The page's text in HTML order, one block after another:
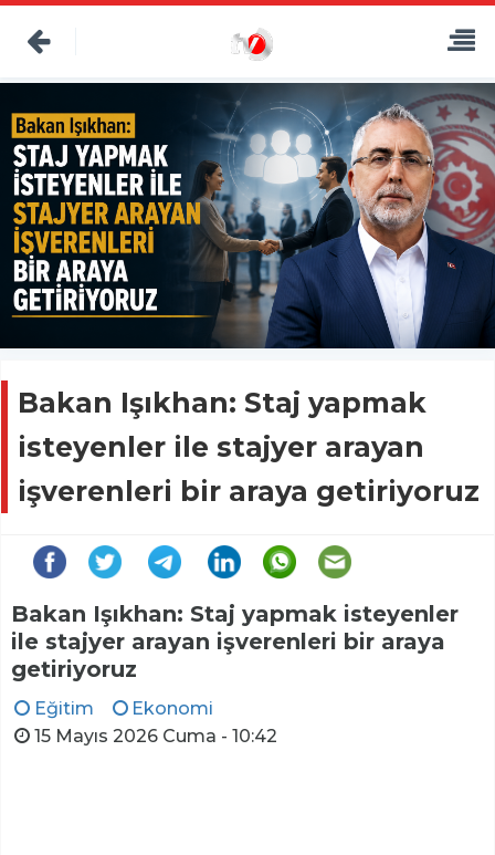
Bakan Işıkhan: Staj yapmak
isteyenler ile stajyer arayan
işverenleri bir araya getiriyoruz
Bakan Işıkhan: Staj yapmak isteyenler
ile stajyer arayan işverenleri bir araya
getiriyoruz
Eğitim
Ekonomi
15 Mayıs 2026 Cuma - 10:42